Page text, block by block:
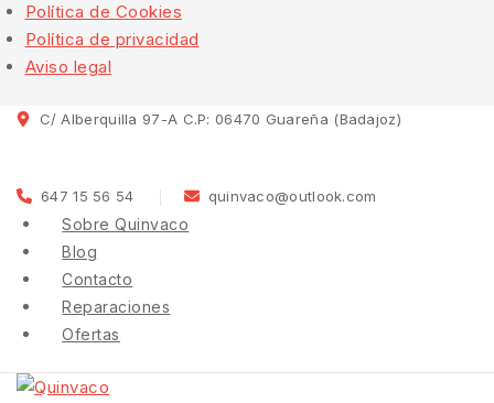
Política de Cookies
Política de privacidad
Aviso legal
C/ Alberquilla 97-A C.P: 06470 Guareña (Badajoz)
647 15 56 54 quinvaco@outlook.com
Sobre Quinvaco
Blog
Contacto
Reparaciones
Ofertas